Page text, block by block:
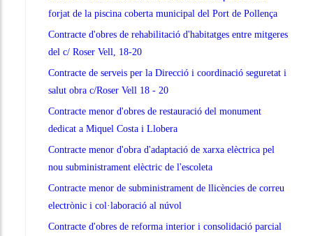
forjat de la piscina coberta municipal del Port de Pollença
Contracte d'obres de rehabilitació d'habitatges entre mitgeres
del c/ Roser Vell, 18-20
Contracte de serveis per la Direcció i coordinació seguretat i
salut obra c/Roser Vell 18 - 20
Contracte menor d'obres de restauració del monument
dedicat a Miquel Costa i Llobera
Contracte menor d'obra d'adaptació de xarxa elèctrica pel
nou subministrament elèctric de l'escoleta
Contracte menor de subministrament de llicències de correu
electrònic i col·laboració al núvol
Contracte d'obres de reforma interior i consolidació parcial